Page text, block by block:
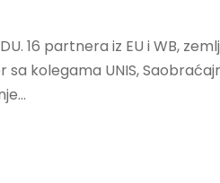
16 partnera iz EU i WB,
kolegama UNIS,